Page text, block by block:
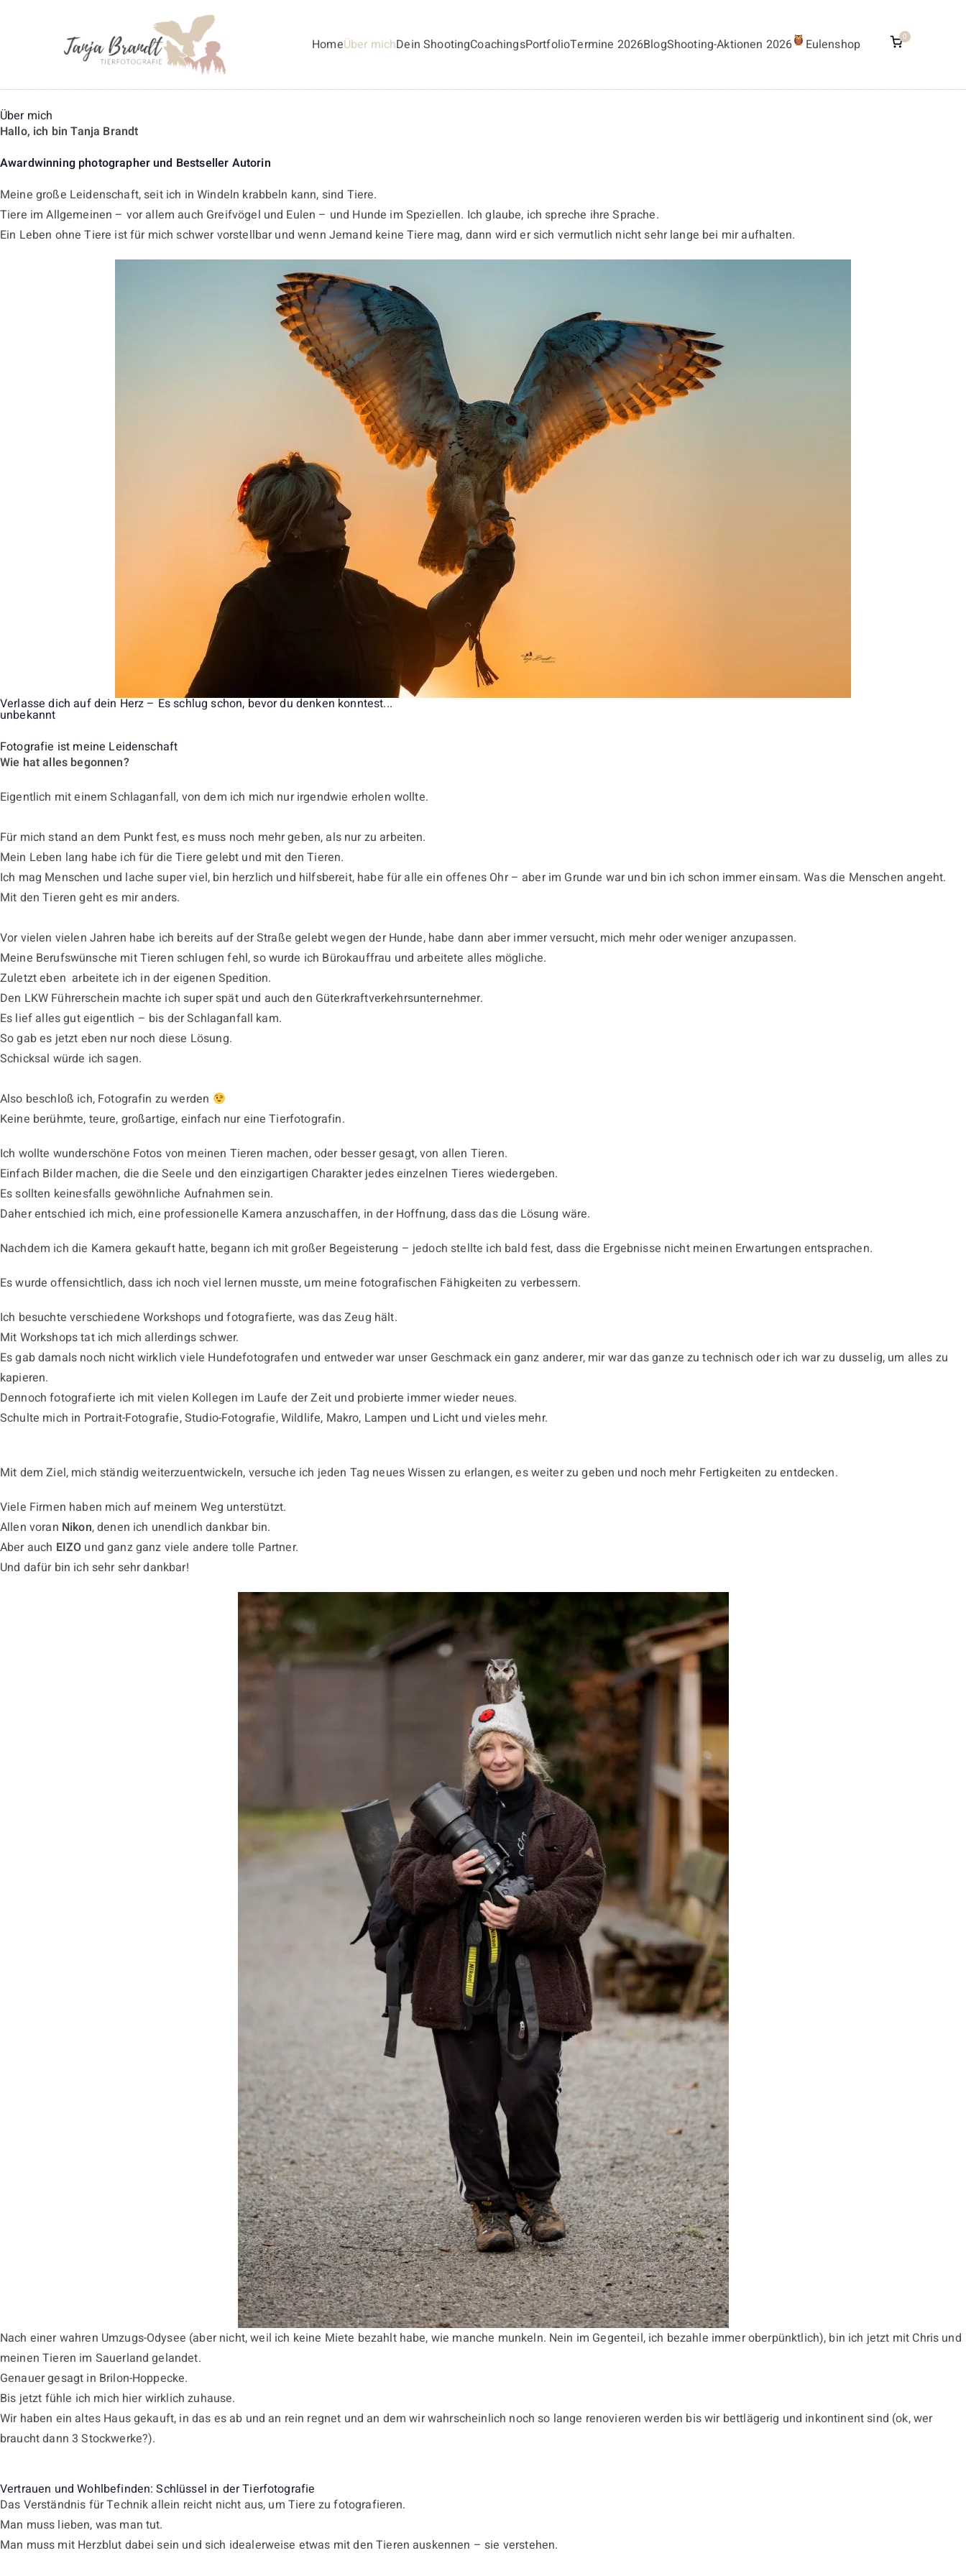
HomeÜber michDein ShootingCoachingsPortfolioTermine 2026BlogShooting-Aktionen 2026 Eulenshop 0
Über mich
Hallo, ich bin Tanja Brandt
Awardwinning photographer und Bestseller Autorin
Meine große Leidenschaft, seit ich in Windeln krabbeln kann, sind Tiere.
Tiere im Allgemeinen – vor allem auch Greifvögel und Eulen – und Hunde im Speziellen. Ich glaube, ich spreche ihre Sprache.
Ein Leben ohne Tiere ist für mich schwer vorstellbar und wenn Jemand keine Tiere mag, dann wird er sich vermutlich nicht sehr lange bei mir aufhalten.
Verlasse dich auf dein Herz – Es schlug schon, bevor du denken konntest...
unbekannt
Fotografie ist meine Leidenschaft
Wie hat alles begonnen?
Eigentlich mit einem Schlaganfall, von dem ich mich nur irgendwie erholen wollte.
Für mich stand an dem Punkt fest, es muss noch mehr geben, als nur zu arbeiten.
Mein Leben lang habe ich für die Tiere gelebt und mit den Tieren.
Ich mag Menschen und lache super viel, bin herzlich und hilfsbereit, habe für alle ein offenes Ohr – aber im Grunde war und bin ich schon immer einsam. Was die Menschen angeht.
Mit den Tieren geht es mir anders.
Vor vielen vielen Jahren habe ich bereits auf der Straße gelebt wegen der Hunde, habe dann aber immer versucht, mich mehr oder weniger anzupassen.
Meine Berufswünsche mit Tieren schlugen fehl, so wurde ich Bürokauffrau und arbeitete alles mögliche.
Zuletzt eben arbeitete ich in der eigenen Spedition.
Den LKW Führerschein machte ich super spät und auch den Güterkraftverkehrsunternehmer.
Es lief alles gut eigentlich – bis der Schlaganfall kam.
So gab es jetzt eben nur noch diese Lösung.
Schicksal würde ich sagen.
Also beschloß ich, Fotografin zu werden
Keine berühmte, teure, großartige, einfach nur eine Tierfotografin.
Ich wollte wunderschöne Fotos von meinen Tieren machen, oder besser gesagt, von allen Tieren.
Einfach Bilder machen, die die Seele und den einzigartigen Charakter jedes einzelnen Tieres wiedergeben.
Es sollten keinesfalls gewöhnliche Aufnahmen sein.
Daher entschied ich mich, eine professionelle Kamera anzuschaffen, in der Hoffnung, dass das die Lösung wäre.
Nachdem ich die Kamera gekauft hatte, begann ich mit großer Begeisterung – jedoch stellte ich bald fest, dass die Ergebnisse nicht meinen Erwartungen entsprachen.
Es wurde offensichtlich, dass ich noch viel lernen musste, um meine fotografischen Fähigkeiten zu verbessern.
Ich besuchte verschiedene Workshops und fotografierte, was das Zeug hält.
Mit Workshops tat ich mich allerdings schwer.
Es gab damals noch nicht wirklich viele Hundefotografen und entweder war unser Geschmack ein ganz anderer, mir war das ganze zu technisch oder ich war zu dusselig, um alles zu
kapieren.
Dennoch fotografierte ich mit vielen Kollegen im Laufe der Zeit und probierte immer wieder neues.
Schulte mich in Portrait-Fotografie, Studio-Fotografie, Wildlife, Makro, Lampen und Licht und vieles mehr.
Mit dem Ziel, mich ständig weiterzuentwickeln, versuche ich jeden Tag neues Wissen zu erlangen, es weiter zu geben und noch mehr Fertigkeiten zu entdecken.
Viele Firmen haben mich auf meinem Weg unterstützt.
Allen voran Nikon, denen ich unendlich dankbar bin.
Aber auch EIZO und ganz ganz viele andere tolle Partner.
Und dafür bin ich sehr sehr dankbar!
Nach einer wahren Umzugs-Odysee (aber nicht, weil ich keine Miete bezahlt habe, wie manche munkeln. Nein im Gegenteil, ich bezahle immer oberpünktlich), bin ich jetzt mit Chris und
meinen Tieren im Sauerland gelandet.
Genauer gesagt in Brilon-Hoppecke.
Bis jetzt fühle ich mich hier wirklich zuhause.
Wir haben ein altes Haus gekauft, in das es ab und an rein regnet und an dem wir wahrscheinlich noch so lange renovieren werden bis wir bettlägerig und inkontinent sind (ok, wer
braucht dann 3 Stockwerke?).
Vertrauen und Wohlbefinden: Schlüssel in der Tierfotografie
Das Verständnis für Technik allein reicht nicht aus, um Tiere zu fotografieren.
Man muss lieben, was man tut.
Man muss mit Herzblut dabei sein und sich idealerweise etwas mit den Tieren auskennen – sie verstehen.